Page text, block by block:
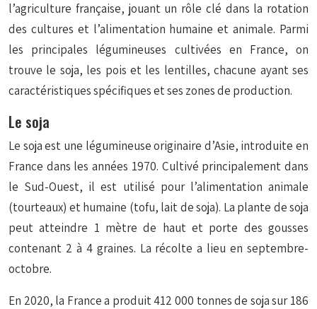
l’agriculture française, jouant un rôle clé dans la rotation
des cultures et l’alimentation humaine et animale. Parmi
les principales légumineuses cultivées en France, on
trouve le soja, les pois et les lentilles, chacune ayant ses
caractéristiques spécifiques et ses zones de production.
Le soja
Le soja est une légumineuse originaire d’Asie, introduite en
France dans les années 1970. Cultivé principalement dans
le Sud-Ouest, il est utilisé pour l’alimentation animale
(tourteaux) et humaine (tofu, lait de soja). La plante de soja
peut atteindre 1 mètre de haut et porte des gousses
contenant 2 à 4 graines. La récolte a lieu en septembre-
octobre.
En 2020, la France a produit 412 000 tonnes de soja sur 186